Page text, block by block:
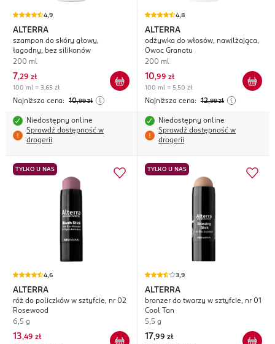
4,9
ALTERRA
szampon do skóry głowy,
łagodny, bez silikonów
200 ml
7,29 zł
100 ml = 3,65 zł
Najniższa cena: 10,99 zł
Niedostępny online
Sprawdź dostępność w
drogerii
4,8
ALTERRA
odżywka do włosów, nawilżająca,
Owoc Granatu
200 ml
10,99 zł
100 ml = 5,50 zł
Najniższa cena: 12,99 zł
Niedostępny online
Sprawdź dostępność w
drogerii
TYLKO U NAS
4,6
ALTERRA
róż do policzków w sztyfcie, nr 02
Rosewood
6,5 g
13,49 zł
TYLKO U NAS
3,9
ALTERRA
bronzer do twarzy w sztyfcie, nr 01
Cool Tan
5,5 g
17,99 zł